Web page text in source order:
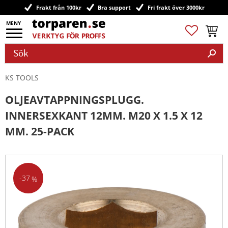
Meny
Frakt från 100kr Bra support Fri frakt över 3000kr
Favoriter
KS TOOLS
OLJEAVTAPPNINGSPLUGG.
INNERSEXKANT 12MM. M20 X 1.5 X 12
MM. 25-PACK
37%